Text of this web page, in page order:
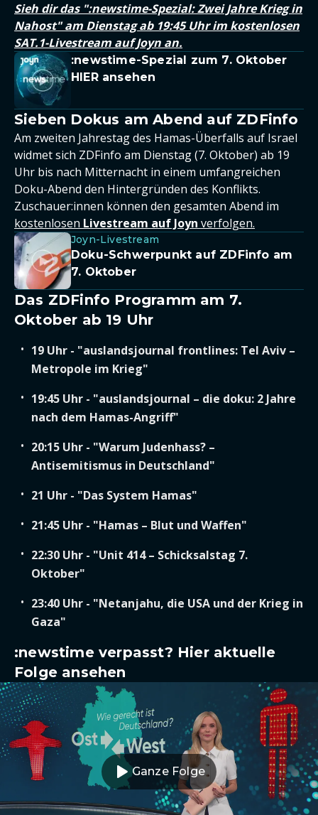
Sieh dir das ":newstime-Spezial: Zwei Jahre Krieg in
Nahost" am Dienstag ab 19:45 Uhr im kostenlosen
SAT.1-Livestream auf Joyn an.
:newstime-Spezial zum 7. Oktober
HIER ansehen
Sieben Dokus am Abend auf ZDFinfo
Am zweiten Jahrestag des Hamas-Überfalls auf Israel
widmet sich ZDFinfo am Dienstag (7. Oktober) ab 19
Uhr bis nach Mitternacht in einem umfangreichen
Doku-Abend den Hintergründen des Konflikts.
Zuschauer:innen können den gesamten Abend im
kostenlosen Livestream auf Joyn verfolgen.
Joyn-Livestream
Doku-Schwerpunkt auf ZDFinfo am
7. Oktober
Das ZDFinfo Programm am 7.
Oktober ab 19 Uhr
19 Uhr - "auslandsjournal frontlines: Tel Aviv –
Metropole im Krieg"
19:45 Uhr - "auslandsjournal – die doku: 2 Jahre
nach dem Hamas-Angriff"
20:15 Uhr - "Warum Judenhass? –
Antisemitismus in Deutschland"
21 Uhr - "Das System Hamas"
21:45 Uhr - "Hamas – Blut und Waffen"
22:30 Uhr - "Unit 414 – Schicksalstag 7.
Oktober"
23:40 Uhr - "Netanjahu, die USA und der Krieg in
Gaza"
:newstime verpasst? Hier aktuelle
Folge ansehen
Ganze Folge